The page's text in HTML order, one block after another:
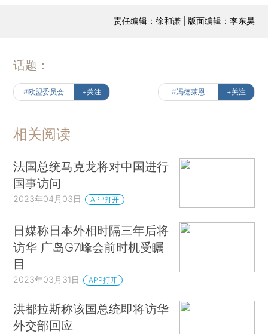
责任编辑：徐和谦 | 版面编辑：李东昊
话题：
#欧盟委员会 +关注 #冯德莱恩 +关注
相关阅读
法国总统马克龙将对中国进行
国事访问
2023年04月03日 APP打开
日媒称日本外相时隔三年后将
访华 广岛G7峰会前时机受瞩
目
2023年03月31日 APP打开
洪都拉斯称该国总统即将访华
外交部回应